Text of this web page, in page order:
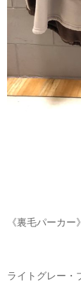
《裏毛パーカー》
ライトグレー・